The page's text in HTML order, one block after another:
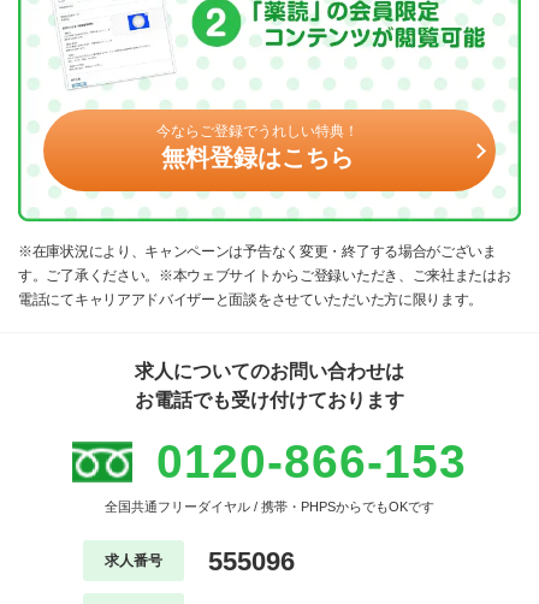
今ならご登録でうれしい特典！
無料登録はこちら
※在庫状況により、キャンペーンは予告なく変更・終了する場合がございま
す。ご了承ください。※本ウェブサイトからご登録いただき、ご来社またはお
電話にてキャリアアドバイザーと面談をさせていただいた方に限ります。
求人についてのお問い合わせは
お電話でも受け付けております
0120-866-153
全国共通フリーダイヤル / 携帯・PHPSからでもOKです
求人番号 555096